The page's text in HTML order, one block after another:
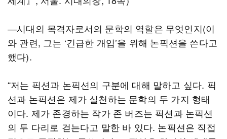
―시대의 목격자로서의 문학의 역할은 무엇인지(이
와 관련, 그는 ‘긴급한 개입’을 위해 논픽션을 쓴다고
했다).
“저는 픽션과 논픽션의 구분에 대해 말하고 싶다. 픽
션과 논픽션은 제가 실천하는 문학의 두 가지 형태
이다. 제가 존경하는 작가 존 버즈는 픽션과 논픽션
의 두 다리로 걷는다고 말한 바 있다. 논픽션은 직접